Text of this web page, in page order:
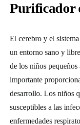
Purificador
El cerebro y el
un entorno sano y
de los niños
importante
desarrollo. Los niños
susceptibles a las
enfermedades